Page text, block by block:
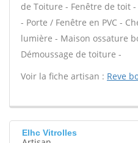
de Toiture - Fenêtre de toit
- Porte / Fenêtre en PVC -
lumière - Maison ossature
Démoussage de toiture -
Voir la fiche artisan : Reve
Elhc Vitrolles